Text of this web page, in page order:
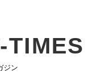
TIMES
ジン